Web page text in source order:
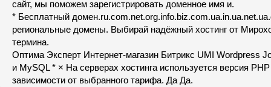
сайт, мы поможем зарегистрировать доменное имя и.
* Бесплатный
региональные домены. Выбирай надёжный хостинг от
термина.
Оптима Эксперт Интернет-магазин Битрикс UMI Wordpress
и MySQL * × На серверах хостинга используется версия
зависимости от выбранного тарифа. Да Да.